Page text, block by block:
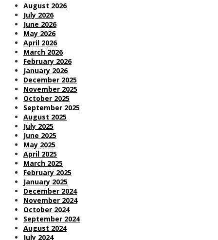
August 2026
July 2026
June 2026
May 2026
April 2026
March 2026
February 2026
January 2026
December 2025
November 2025
October 2025
September 2025
August 2025
July 2025
June 2025
May 2025
April 2025
March 2025
February 2025
January 2025
December 2024
November 2024
October 2024
September 2024
August 2024
July 2024